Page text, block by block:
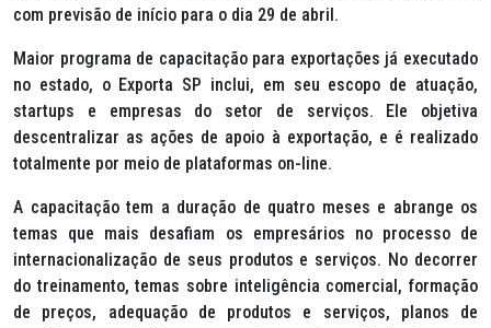
com previsão de início para o dia 29 de abril.
Maior programa de capacitação para exportações já executado
no estado, o Exporta SP inclui, em seu escopo de atuação,
startups e empresas do setor de serviços. Ele objetiva
descentralizar as ações de apoio à exportação, e é realizado
totalmente por meio de plataformas on-line.
A capacitação tem a duração de quatro meses e abrange os
temas que mais desafiam os empresários no processo de
internacionalização de seus produtos e serviços. No decorrer
do treinamento, temas sobre inteligência comercial, formação
de preços, adequação de produtos e serviços, planos de